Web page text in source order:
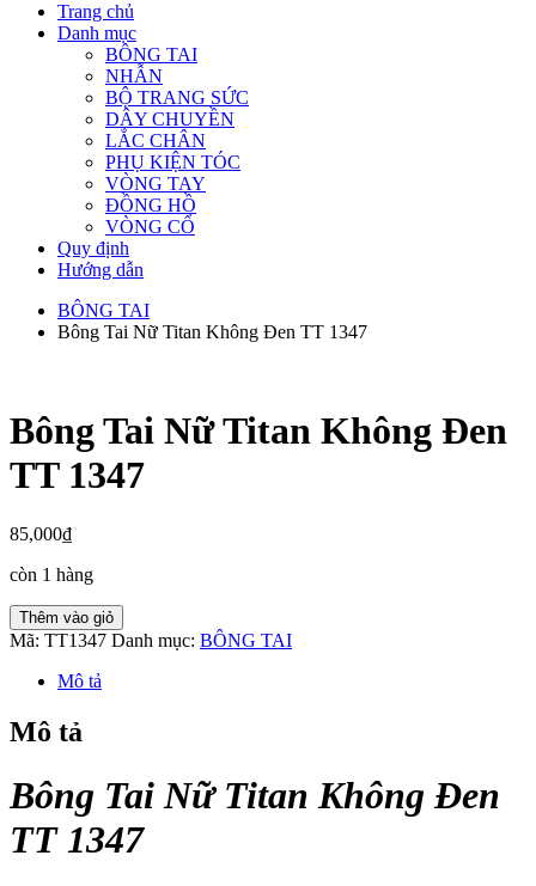
Trang chủ
Danh mục
BÔNG TAI
NHẪN
BỘ TRANG SỨC
DÂY CHUYỀN
LẮC CHÂN
PHỤ KIỆN TÓC
VÒNG TAY
ĐỒNG HỒ
VÒNG CỔ
Quy định
Hướng dẫn
BÔNG TAI
Bông Tai Nữ Titan Không Đen TT 1347
Bông Tai Nữ Titan Không Đen
TT 1347
85,000₫
còn 1 hàng
Bông
Tai
Titan
Đen
TT
số
lượng
Thêm vào giỏ
Mã: TT1347 Danh mục: BÔNG TAI
Mô tả
Mô tả
Bông Tai Nữ Titan Không Đen
TT 1347